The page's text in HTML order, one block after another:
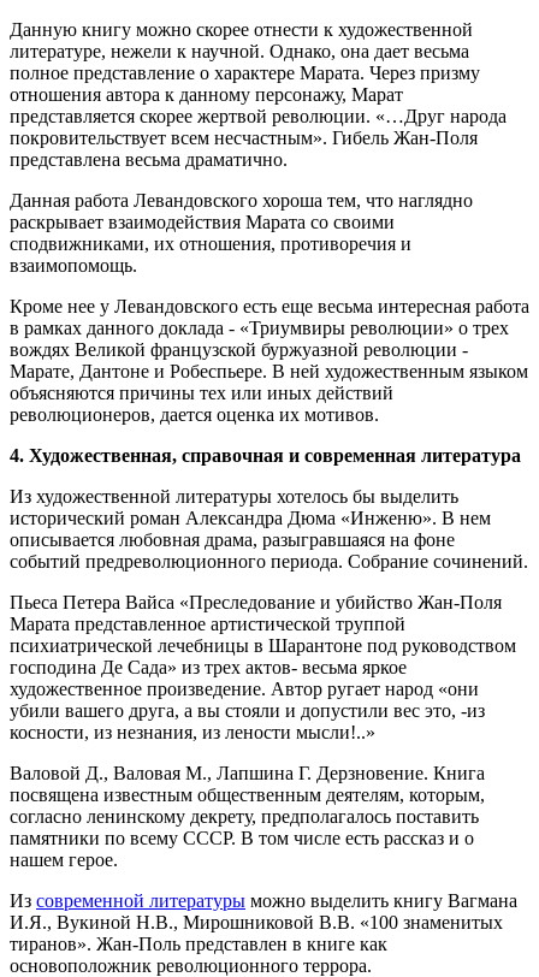
Данную книгу можно скорее отнести к художественной
литературе, нежели к научной. Однако, она дает весьма
полное представление о характере Марата. Через призму
отношения автора к данному персонажу, Марат
представляется скорее жертвой революции. «…Друг народа
покровительствует всем несчастным». Гибель Жан-Поля
представлена весьма драматично.
Данная работа Левандовского хороша тем, что наглядно
раскрывает взаимодействия Марата со своими
сподвижниками, их отношения, противоречия и
взаимопомощь.
Кроме нее у Левандовского есть еще весьма интересная работа
в рамках данного доклада - «Триумвиры революции» о трех
вождях Великой французской буржуазной революции -
Марате, Дантоне и Робеспьере. В ней художественным языком
объясняются причины тех или иных действий
революционеров, дается оценка их мотивов.
4. Художественная, справочная и современная литература
Из художественной литературы хотелось бы выделить
исторический роман Александра Дюма «Инженю». В нем
описывается любовная драма, разыгравшаяся на фоне
событий предреволюционного периода. Собрание сочинений.
Пьеса Петера Вайса «Преследование и убийство Жан-Поля
Марата представленное артистической труппой
психиатрической лечебницы в Шарантоне под руководством
господина Де Сада» из трех актов- весьма яркое
художественное произведение. Автор ругает народ «они
убили вашего друга, а вы стояли и допустили вес это, -из
косности, из незнания, из лености мысли!..»
Валовой Д., Валовая М., Лапшина Г. Дерзновение. Книга
посвящена известным общественным деятелям, которым,
согласно ленинскому декрету, предполагалось поставить
памятники по всему СССР. В том числе есть рассказ и о
нашем герое.
Из современной литературы можно выделить книгу Вагмана
И.Я., Вукиной Н.В., Мирошниковой В.В. «100 знаменитых
тиранов». Жан-Поль представлен в книге как
основоположник революционного террора.